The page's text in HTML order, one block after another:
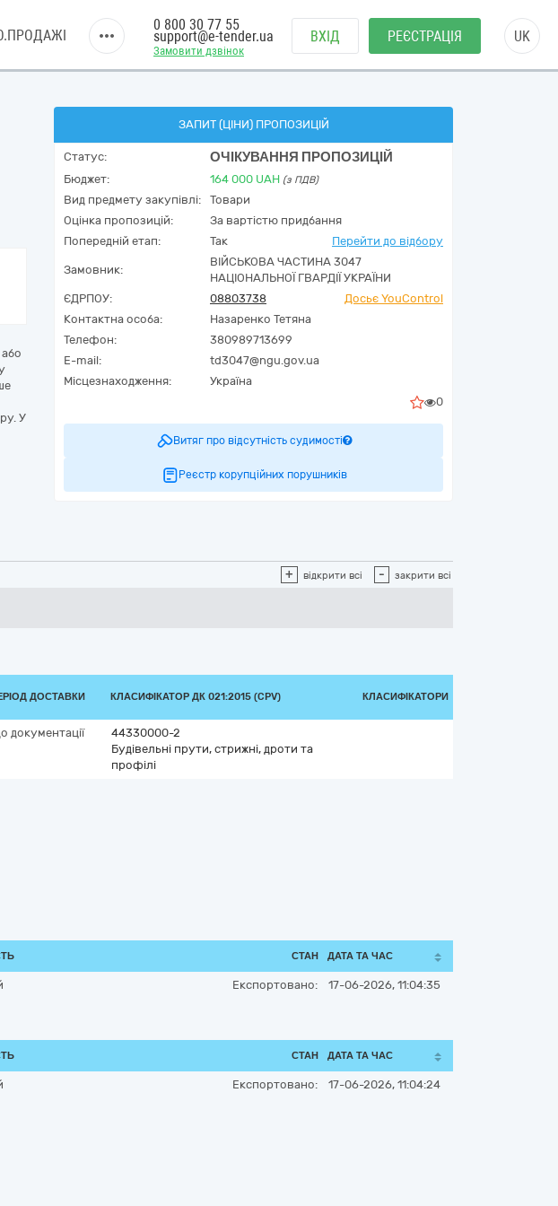
Замовити дзвінок
0 800 30 77 55
support@e-tender.ua ВХІД РЕЄСТРАЦІЯ UK
У
ЗАПИТ (ЦІНИ) ПРОПОЗИЦІЙ
Статус: ОЧІКУВАННЯ ПРОПОЗИЦІЙ
Бюджет: 164 000 UAH (з ПДВ)
Вид предмету закупівлі:
Товари
Оцінка пропозицій:
За вартістю придбання
Попередній етап:
Так Перейти до відбору
Замовник:
ВІЙСЬКОВА ЧАСТИНА 3047
НАЦІОНАЛЬНОЇ ГВАРДІЇ УКРАЇНИ
ЄДРПОУ:
08803738
Досьє YouControl
Контактна особа:
Назаренко Тетяна
Телефон:
380989713699
E-mail:
td3047@ngu.gov.ua
Місцезнаходження:
Україна
0
Витяг про відсутність судимості
Реєстр корупційних порушників
+ відкрити всі - закрити всі
ДОСТАВКИ КЛАСИФІКАТОР ДК 021:2015 (CPV) КЛАСИФІКАТОРИ
документації
44330000-2
Будівельні прути, стрижні, дроти та
профілі
СТАН ДАТА ТА ЧАС
Експортовано: 17-06-2026, 11:04:35
СТАН ДАТА ТА ЧАС
Експортовано: 17-06-2026, 11:04:24